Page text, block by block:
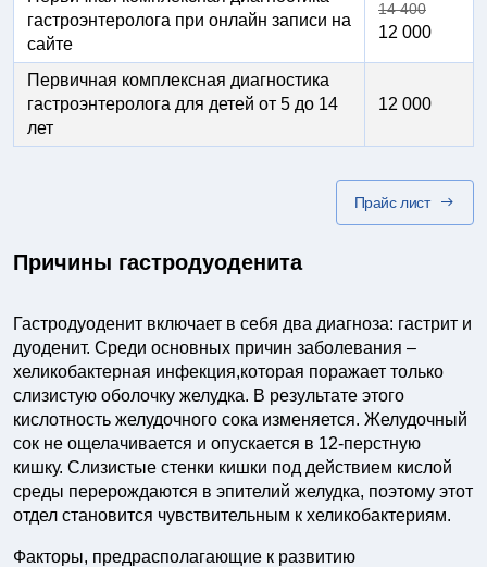
гастроэнтеролога при онлайн записи на
сайте
14 400
12 000
Первичная комплексная диагностика
гастроэнтеролога для детей от 5 до 14
лет
12 000
Прайс лист
Причины гастродуоденита
Гастродуоденит включает в себя два диагноза: гастрит и
дуоденит. Среди основных причин заболевания –
хеликобактерная инфекция,которая поражает только
слизистую оболочку желудка. В результате этого
кислотность желудочного сока изменяется. Желудочный
сок не ощелачивается и опускается в 12-перстную
кишку. Слизистые стенки кишки под действием кислой
среды перерождаются в эпителий желудка, поэтому этот
отдел становится чувствительным к хеликобактериям.
Факторы, предрасполагающие к развитию